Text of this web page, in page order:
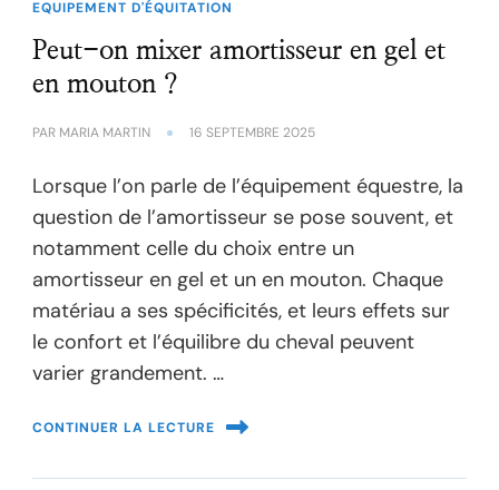
EQUIPEMENT D'ÉQUITATION
Peut-on mixer amortisseur en gel et
en mouton ?
PAR MARIA MARTIN 16 SEPTEMBRE 2025
Lorsque l’on parle de l’équipement équestre, la
question de l’amortisseur se pose souvent, et
notamment celle du choix entre un
amortisseur en gel et un en mouton. Chaque
matériau a ses spécificités, et leurs effets sur
le confort et l’équilibre du cheval peuvent
varier grandement. …
CONTINUER LA LECTURE